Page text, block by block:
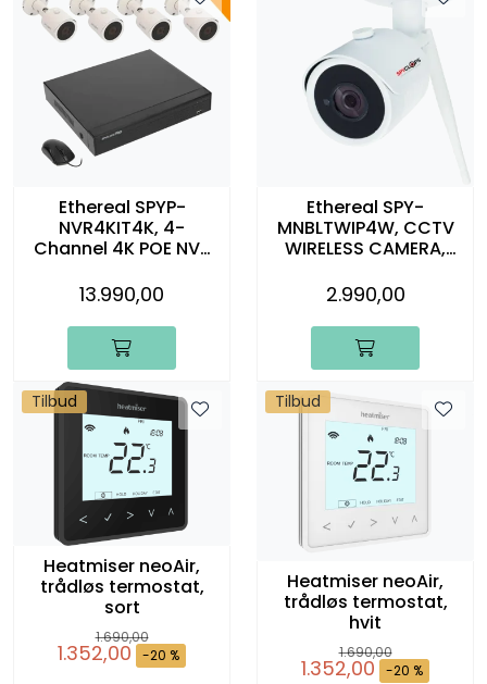
Ethereal SPYP-
NVR4KIT4K, 4-
Channel 4K POE NVR
13.990,00
Ethereal SPY-
MNBLTWIP4W, CCTV
WIRELESS CAMERA,
2.990,00
Tilbud
Heatmiser neoAir,
trådløs termostat,
sort
1.690,00
1.352,00 -20 %
Tilbud
Heatmiser neoAir,
trådløs termostat,
hvit
1.690,00
1.352,00 -20 %